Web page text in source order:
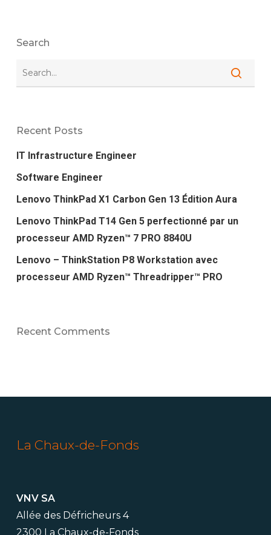
Search
Recent Posts
IT Infrastructure Engineer
Software Engineer
Lenovo ThinkPad X1 Carbon Gen 13 Édition Aura
Lenovo ThinkPad T14 Gen 5 perfectionné par un
processeur AMD Ryzen™ 7 PRO 8840U
Lenovo – ThinkStation P8 Workstation avec
processeur AMD Ryzen™ Threadripper™ PRO
Recent Comments
La Chaux-de-Fonds
VNV SA
Allée des Défricheurs 4
2300 La Chaux-de-Fonds